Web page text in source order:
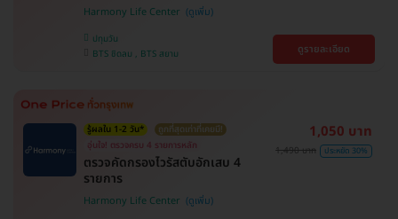
Harmony Life Center
ปทุมวัน
BTS ชิดลม , BTS สยาม
ดูรายละเอียด
รู้ผลใน 1-2 วัน*
ถูกที่สุดเท่าที่เคยมี!
อุ่นใจ! ตรวจครบ 4 รายการหลัก
ตรวจคัดกรองไวรัสตับอักเสบ 4
รายการ
Harmony Life Center
1,050 บาท
1,490 บาท ประหยัด 30%